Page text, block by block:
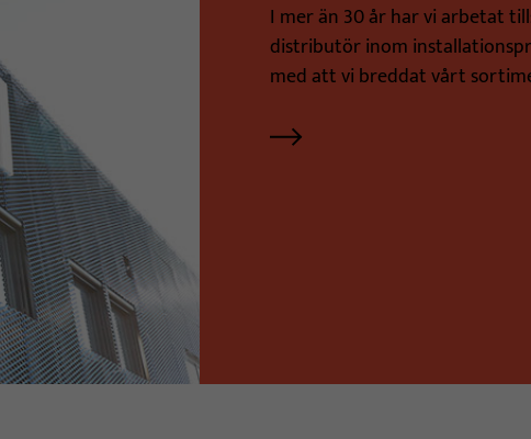
I mer än 30 år har vi arbetat
distributör inom
med att vi breddat vårt